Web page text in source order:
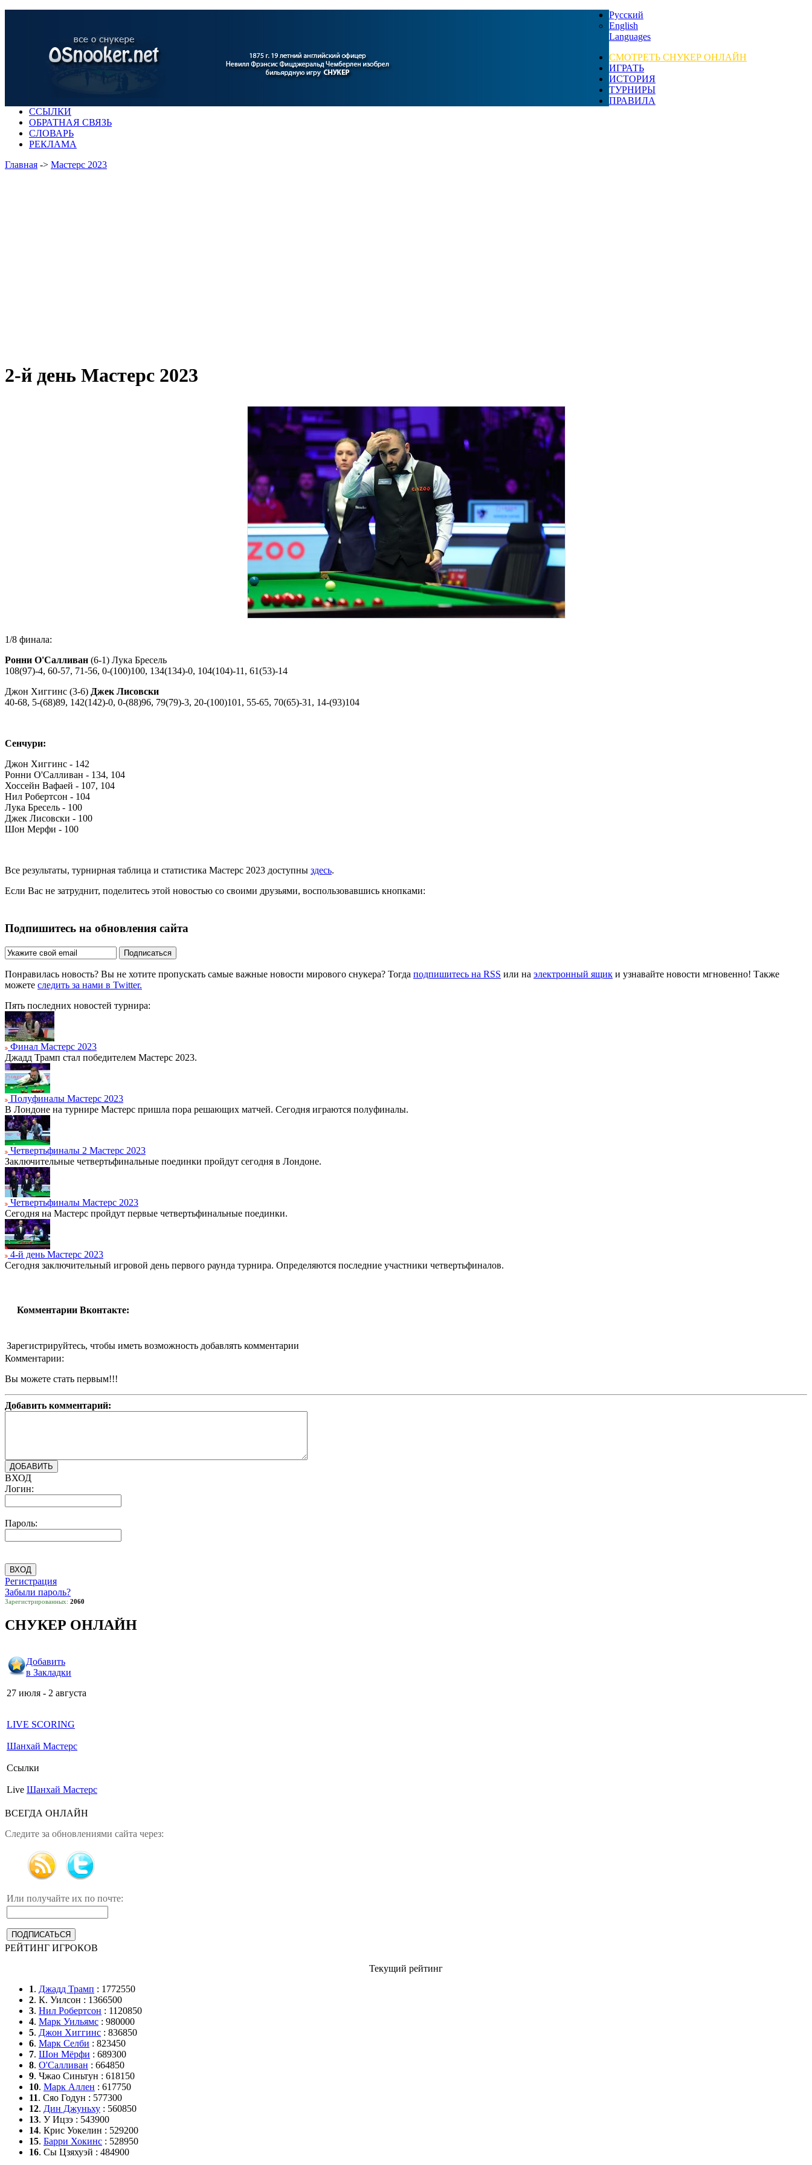
Русский
English
Languages
СМОТРЕТЬ СНУКЕР ОНЛАЙН
ИГРАТЬ
ИСТОРИЯ
ТУРНИРЫ
ПРАВИЛА
ССЫЛКИ
ОБРАТНАЯ СВЯЗЬ
СЛОВАРЬ
РЕКЛАМА
Главная -> Мастерс 2023
2-й день Мастерс 2023
1/8 финала:
Ронни О'Салливан (6-1) Лука Бресель
108(97)-4, 60-57, 71-56, 0-(100)100, 134(134)-0, 104(104)-11, 61(53)-14
Джон Хиггинс (3-6) Джек Лисовски
40-68, 5-(68)89, 142(142)-0, 0-(88)96, 79(79)-3, 20-(100)101, 55-65, 70(65)-31, 14-(93)104
Сенчури:
Джон Хиггинс - 142
Ронни О'Салливан - 134, 104
Хоссейн Вафаей - 107, 104
Нил Робертсон - 104
Лука Бресель - 100
Джек Лисовски - 100
Шон Мерфи - 100
Все результаты, турнирная таблица и статистика Мастерс 2023 доступны здесь.
Если Вас не затруднит, поделитесь этой новостью со своими друзьями, воспользовавшись кнопками:
Подпишитесь на обновления сайта
Подписаться
Понравилась новость? Вы не хотите пропускать самые важные новости мирового снукера? Тогда подпишитесь на RSS или на электронный ящик и узнавайте новости мгновенно! Также
можете следить за нами в Twitter.
Пять последних новостей турнира:
Финал Мастерс 2023
Джадд Трамп стал победителем Мастерс 2023.
Полуфиналы Мастерс 2023
В Лондоне на турнире Мастерс пришла пора решающих матчей. Сегодня играются полуфиналы.
Четвертьфиналы 2 Мастерс 2023
Заключительные четвертьфинальные поединки пройдут сегодня в Лондоне.
Четвертьфиналы Мастерс 2023
Сегодня на Мастерс пройдут первые четвертьфинальные поединки.
4-й день Мастерс 2023
Сегодня заключительный игровой день первого раунда турнира. Определяются последние участники четвертьфиналов.
Комментарии Вконтакте:
Зарегистрируйтесь, чтобы иметь возможность добавлять комментарии
Комментарии:
Вы можете стать первым!!!
Добавить комментарий:
ВХОД
Логин:
Пароль:
Регистрация
Забыли пароль?
Зарегистрированных: 2060
СНУКЕР ОНЛАЙН
Добавить
в Закладки
27 июля - 2 августа
LIVE SCORING
Шанхай Мастерс
Ссылки
Live Шанхай Мастерс
ВСЕГДА ОНЛАЙН
Следите за обновлениями сайта через:
Или получайте их по почте:
РЕЙТИНГ ИГРОКОВ
Текущий рейтинг
1. Джадд Трамп : 1772550
2. К. Уилсон : 1366500
3. Нил Робертсон : 1120850
4. Марк Уильямс : 980000
5. Джон Хиггинс : 836850
6. Марк Селби : 823450
7. Шон Мёрфи : 689300
8. О'Салливан : 664850
9. Чжао Синьтун : 618150
10. Марк Аллен : 617750
11. Сяо Годун : 577300
12. Дин Джуньху : 560850
13. У Ицзэ : 543900
14. Крис Уокелин : 529200
15. Барри Хокинс : 528950
16. Сы Цзяхуэй : 484900